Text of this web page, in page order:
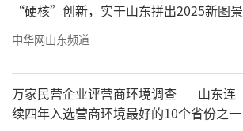
“硬核”创新，实干山东拼出2025新图景
中华网山东频道
万家民营企业评营商环境调查——山东连
续四年入选营商环境最好的10个省份之一